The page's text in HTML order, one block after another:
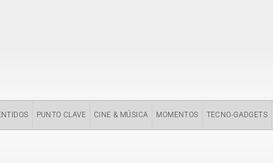
PUNTO CLAVE CINE & MÚSICA MOMENTOS TECNO-GADGETS